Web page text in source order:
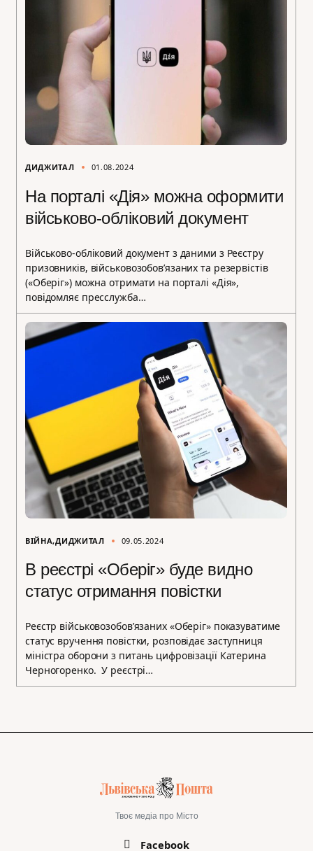
ДИДЖИТАЛ 01.08.2024
На порталі «Дія» можна оформити
військово-обліковий документ
Військово-обліковий документ з даними з Реєстру
призовників, військовозобовʼязаних та резервістів
(«Оберіг») можна отримати на порталі «Дія»,
повідомляє пресслужба…
ВІЙНА ДИДЖИТАЛ 09.05.2024
В реєстрі «Оберіг» буде видно
статус отримання повістки
Реєстр військовозобов’язаних «Оберіг» показуватиме
статус вручення повістки, розповідає заступниця
міністра оборони з питань цифровізації Катерина
Черногоренко. У реєстрі…
Твоє медіа про Місто
Facebook